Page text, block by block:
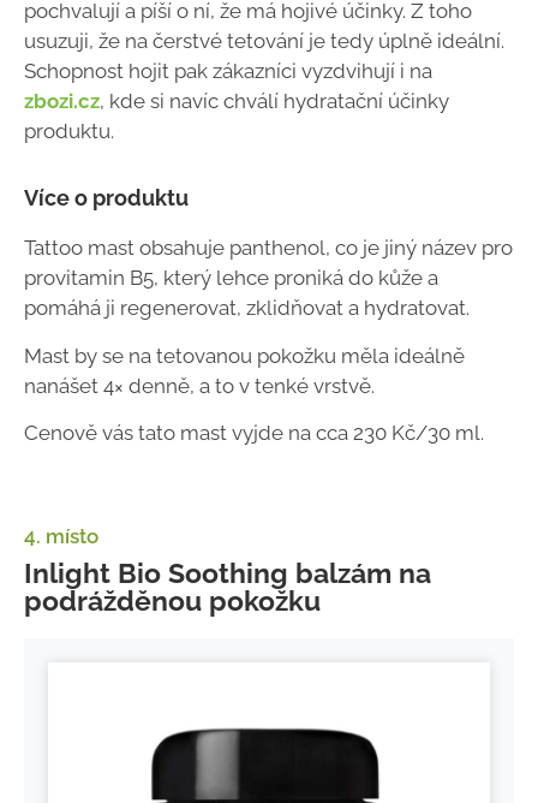
pochvalují a píší o ní, že má hojivé účinky. Z toho
usuzuji, že na čerstvé tetování je tedy úplně ideální.
Schopnost hojit pak zákazníci vyzdvihují i na
zbozi.cz, kde si navíc chválí hydratační účinky
produktu.
Více o produktu
Tattoo mast obsahuje panthenol, co je jiný název pro
provitamin B5, který lehce proniká do kůže a
pomáhá ji regenerovat, zklidňovat a hydratovat.
Mast by se na tetovanou pokožku měla ideálně
nanášet 4× denně, a to v tenké vrstvě.
Cenově vás tato mast vyjde na cca 230 Kč/30 ml.
4. místo
Inlight Bio Soothing balzám na
podrážděnou pokožku